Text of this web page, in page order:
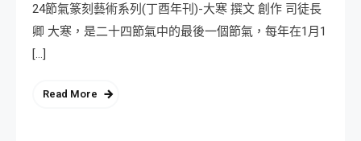
24節氣篆刻藝術系列(丁酉年刊)-大寒 撰文 創作 司徒長
卿 大寒，是二十四節氣中的最後一個節氣，每年在1月1
[…]
Read More